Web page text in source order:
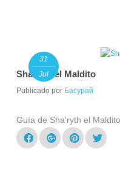
31
Jul
Sha'ryth el Maldito
Publicado por Басурай
Guía de Sha'ryth el